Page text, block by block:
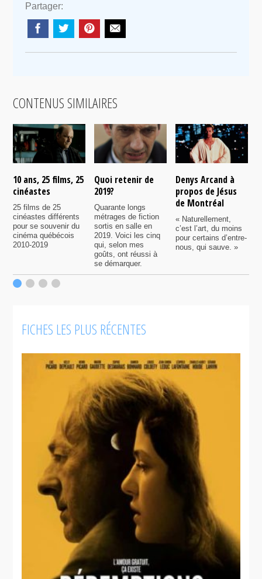
Partager:
CONTENUS SIMILAIRES
10 ans, 25 films, 25
cinéastes
25 films de 25
cinéastes différents
pour se souvenir du
cinéma québécois
2010-2019
Quoi retenir de
2019?
Quarante longs
métrages de fiction
sortis en salle en
2019. Voici les cinq
qui, selon mes
goûts, ont réussi à
se démarquer.
Denys Arcand à
propos de Jésus
de Montréal
« Naturellement,
c’est l’art, du moins
pour certains d’entre-
nous, qui sauve. »
FICHES LES PLUS RÉCENTES